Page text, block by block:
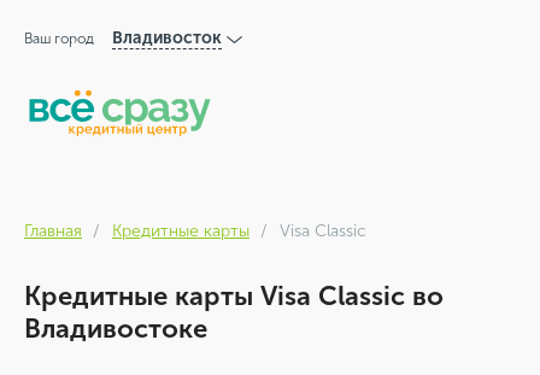
Ваш город Владивосток
Главная Кредитные карты Visa Classic
Кредитные карты Visa Classic во
Владивостоке